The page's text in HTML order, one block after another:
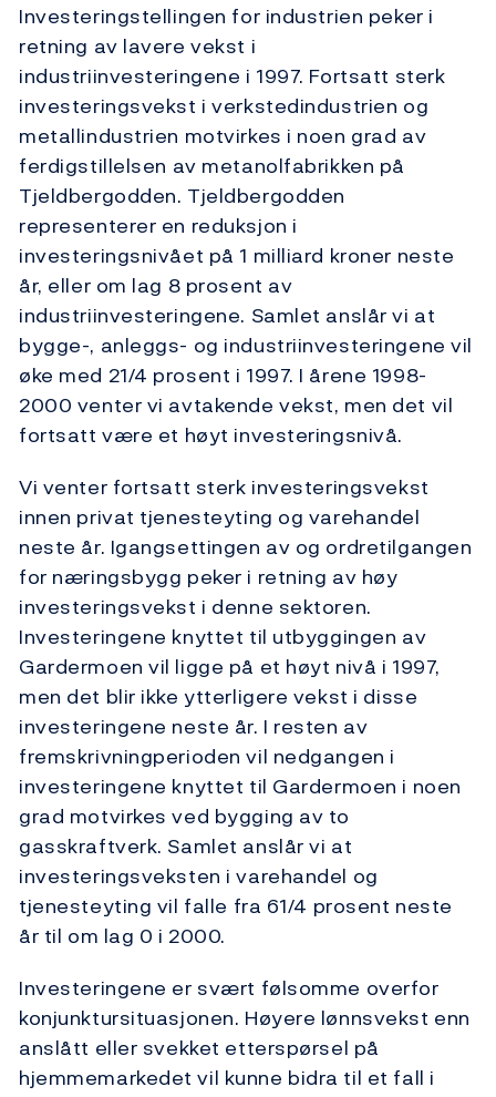
Investeringstellingen for industrien peker i
retning av lavere vekst i
industriinvesteringene i 1997. Fortsatt sterk
investeringsvekst i verkstedindustrien og
metallindustrien motvirkes i noen grad av
ferdigstillelsen av metanolfabrikken på
Tjeldbergodden. Tjeldbergodden
representerer en reduksjon i
investeringsnivået på 1 milliard kroner neste
år, eller om lag 8 prosent av
industriinvesteringene. Samlet anslår vi at
bygge-, anleggs- og industriinvesteringene vil
øke med 21/4 prosent i 1997. I årene 1998-
2000 venter vi avtakende vekst, men det vil
fortsatt være et høyt investeringsnivå.
Vi venter fortsatt sterk investeringsvekst
innen privat tjenesteyting og varehandel
neste år. Igangsettingen av og ordretilgangen
for næringsbygg peker i retning av høy
investeringsvekst i denne sektoren.
Investeringene knyttet til utbyggingen av
Gardermoen vil ligge på et høyt nivå i 1997,
men det blir ikke ytterligere vekst i disse
investeringene neste år. I resten av
fremskrivningperioden vil nedgangen i
investeringene knyttet til Gardermoen i noen
grad motvirkes ved bygging av to
gasskraftverk. Samlet anslår vi at
investeringsveksten i varehandel og
tjenesteyting vil falle fra 61/4 prosent neste
år til om lag 0 i 2000.
Investeringene er svært følsomme overfor
konjunktursituasjonen. Høyere lønnsvekst enn
anslått eller svekket etterspørsel på
hjemmemarkedet vil kunne bidra til et fall i